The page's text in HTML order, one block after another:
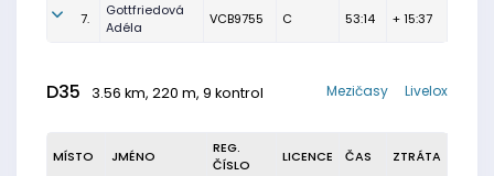
7.
Gottfriedová
Adéla
VCB9755 C 53:14 + 15:37
D35 3.56 km, 220 m, 9 kontrol Livelox
Mezičasy
MÍSTO JMÉNO
REG.
ČÍSLO
LICENCE ČAS ZTRÁTA